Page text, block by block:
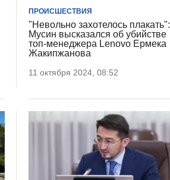
ПРОИСШЕСТВИЯ
"Невольно захотелось плакать":
Мусин высказался об убийстве
топ-менеджера Lenovo Ермека
Жакипжанова
11 октября 2024, 08:52